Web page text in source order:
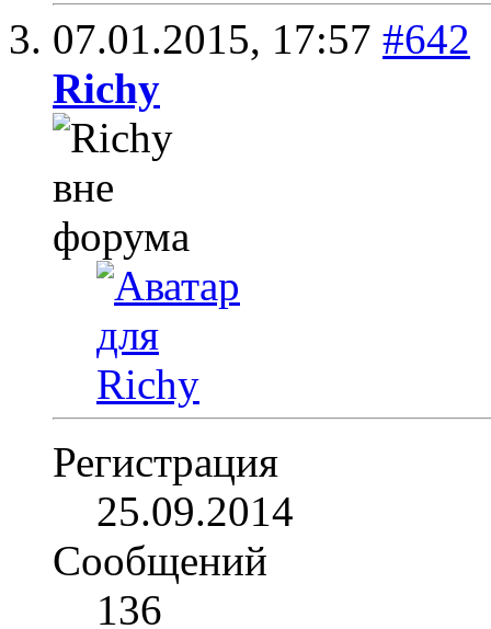
07.01.2015, 17:57 #642
Richy
Регистрация
25.09.2014
Сообщений
136